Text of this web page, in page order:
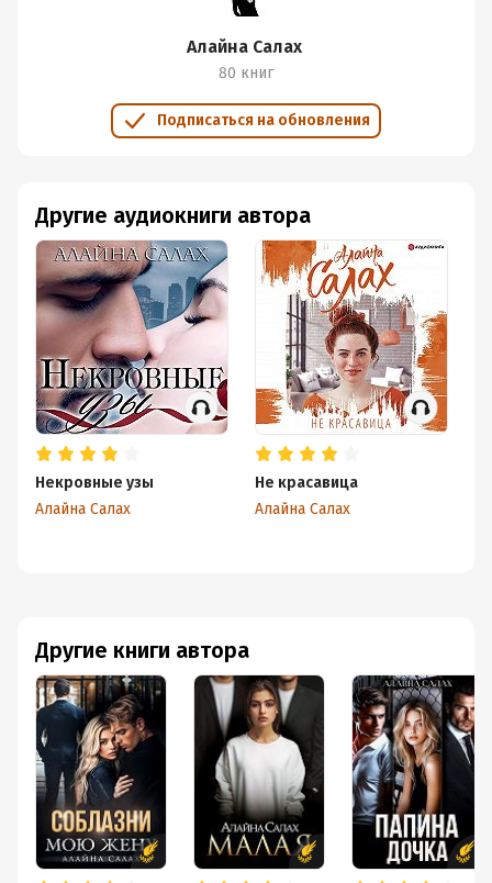
Алайна Салах
80 книг
Подписаться на обновления
Другие книги автора
Другие аудиокниги автора
Некровные узы
Алайна Салах
Не красавица
Алайна Салах